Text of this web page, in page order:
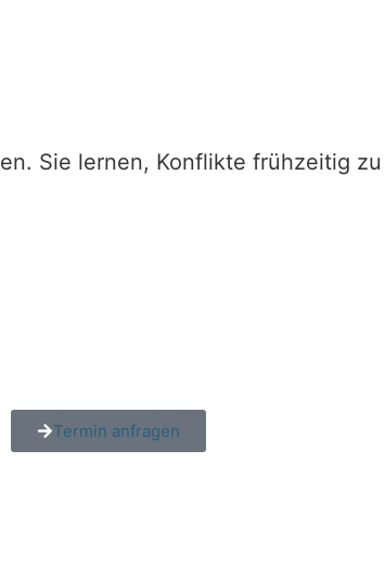
Sie lernen, Konflikte frühzeitig
Termin anfragen